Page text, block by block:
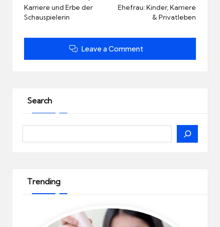
Karriere und Erbe der
Schauspielerin
Ehefrau: Kinder, Karriere
& Privatleben
Leave a Comment
Search
Trending